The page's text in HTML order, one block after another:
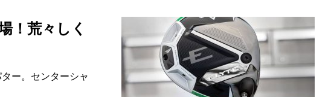
！荒々しく
ー。センターシャ